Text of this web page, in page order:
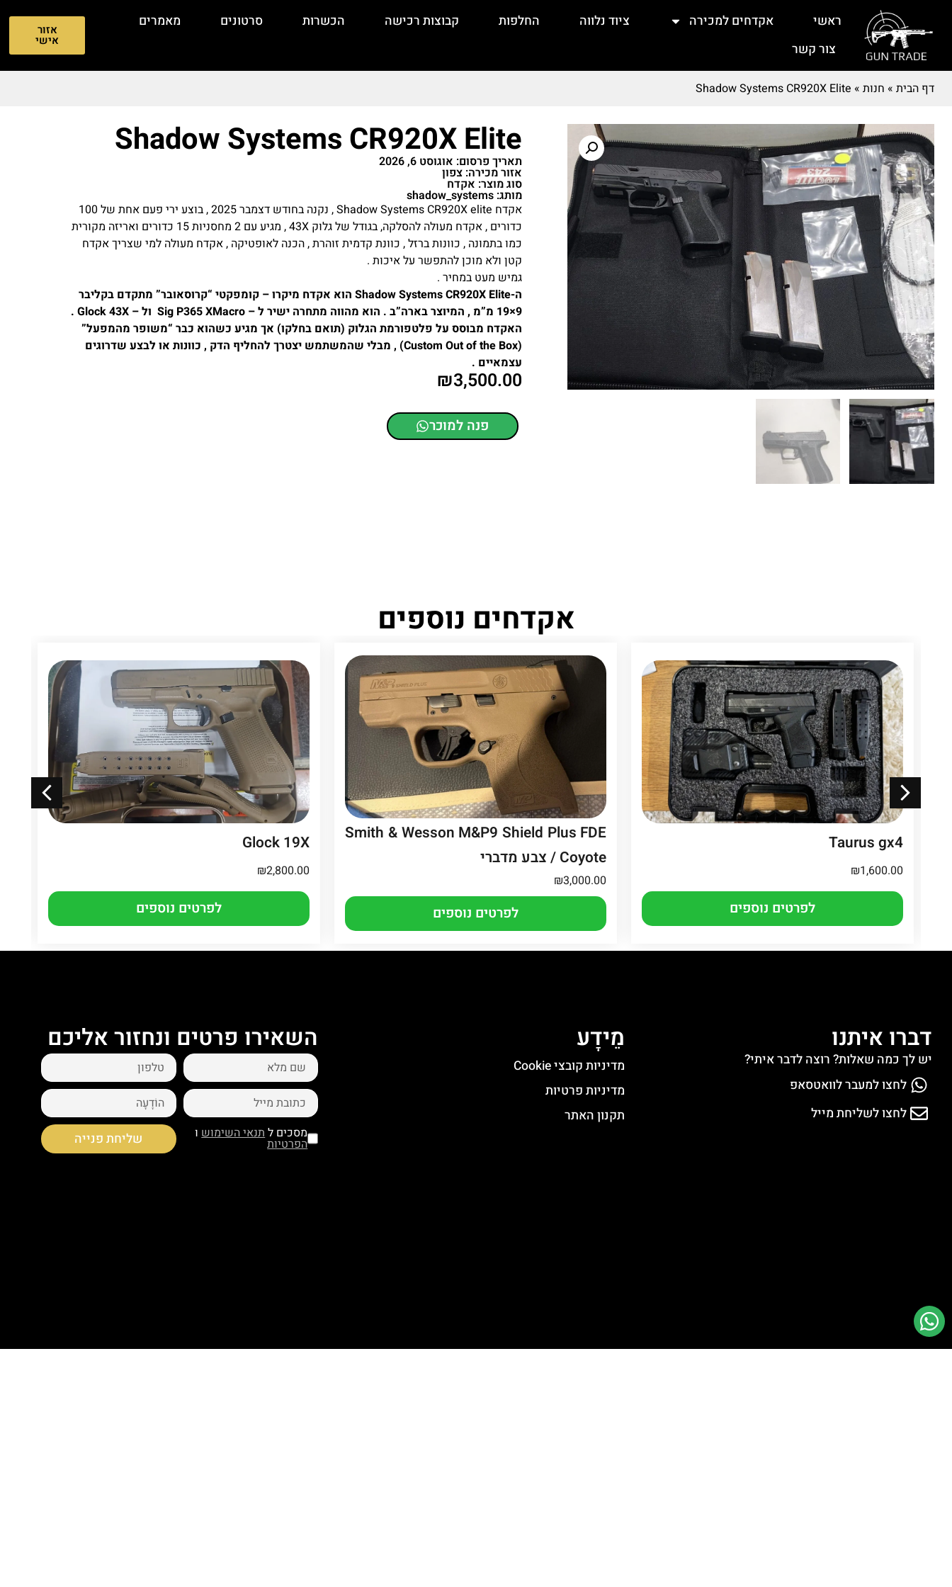
ראשי אקדחים למכירה ציוד נלווה החלפות קבוצות רכישה הכשרות סרטונים
מאמרים
צור קשר
אזור
אישי
דף הבית » חנות »
Shadow Systems CR920X Elite
Shadow Systems CR920X Elite
תאריך פרסום: אוגוסט 6, 2026
אזור מכירה: צפון
סוג מוצר: אקדח
מותג: shadow_systems
אקדח Shadow Systems CR920X elite , נקנה בחודש דצמבר 2025 , בוצע ירי פעם אחת של 100
כדורים , אקדח מעולה להסלקה, בגודל של גלוק 43X , מגיע עם 2 מחסניות 15 כדורים ואריזה מקורית
כמו בתמונה , כוונות ברזל , כוונת קדמית זוהרת , הכנה לאופטיקה , אקדח מעולה למי שצריך אקדח
קטן ולא מוכן להתפשר על איכות .
גמיש מעט במחיר .
ה-Shadow Systems CR920X Elite הוא אקדח מיקרו – קומפקטי “קרוסאובר” מתקדם בקליבר
9×19 מ”מ , המיוצר בארה”ב . הוא מהווה מתחרה ישיר ל – Sig P365 XMacro ול – Glock 43X .
האקדח מבוסס על פלטפורמת הגלוק (תואם בחלקו) אך מגיע כשהוא כבר “משופר מהמפעל”
(Custom Out of the Box) , מבלי שהמשתמש יצטרך להחליף הדק , כוונות או לבצע שדרוגים
עצמאיים .
₪3,500.00
פנה למוכר
אקדחים נוספים
Taurus gx4
₪1,600.00
לפרטים נוספים
Smith & Wesson M&P9 Shield Plus FDE
/ Coyote צבע מדברי
₪3,000.00
לפרטים נוספים
Glock 19X
₪2,800.00
לפרטים נוספים
השאירו פרטים ונחזור אליכם
מסכים לתנאי השימושו
הפרטיות שליחת פנייה
מֵידָע
מדיניות קובצי Cookie
מדיניות פרטיות
תקנון האתר
דברו איתנו
יש לך כמה שאלות? רוצה לדבר איתי?
לחצו למעבר לוואטסאפ
לחצו לשליחת מייל